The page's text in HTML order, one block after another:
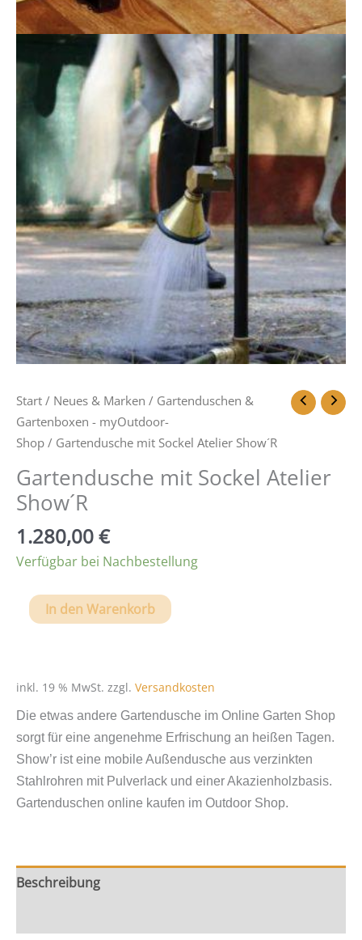
Start / Neues & Marken / Gartenduschen &
Gartenboxen - myOutdoor-
Shop / Gartendusche mit Sockel Atelier Show´R
Gartendusche mit Sockel Atelier
Show´R
1.280,00€
Verfügbar bei Nachbestellung
Gartendusche
mit
Show
´R
Menge
In den Warenkorb
inkl. 19 % MwSt. zzgl. Versandkosten
Die etwas andere Gartendusche im Online Garten Shop
sorgt für eine angenehme Erfrischung an heißen Tagen.
Show’r ist eine mobile Außendusche aus verzinkten
Stahlrohren mit Pulverlack und einer Akazienholzbasis.
Gartenduschen online kaufen im Outdoor Shop.
Beschreibung